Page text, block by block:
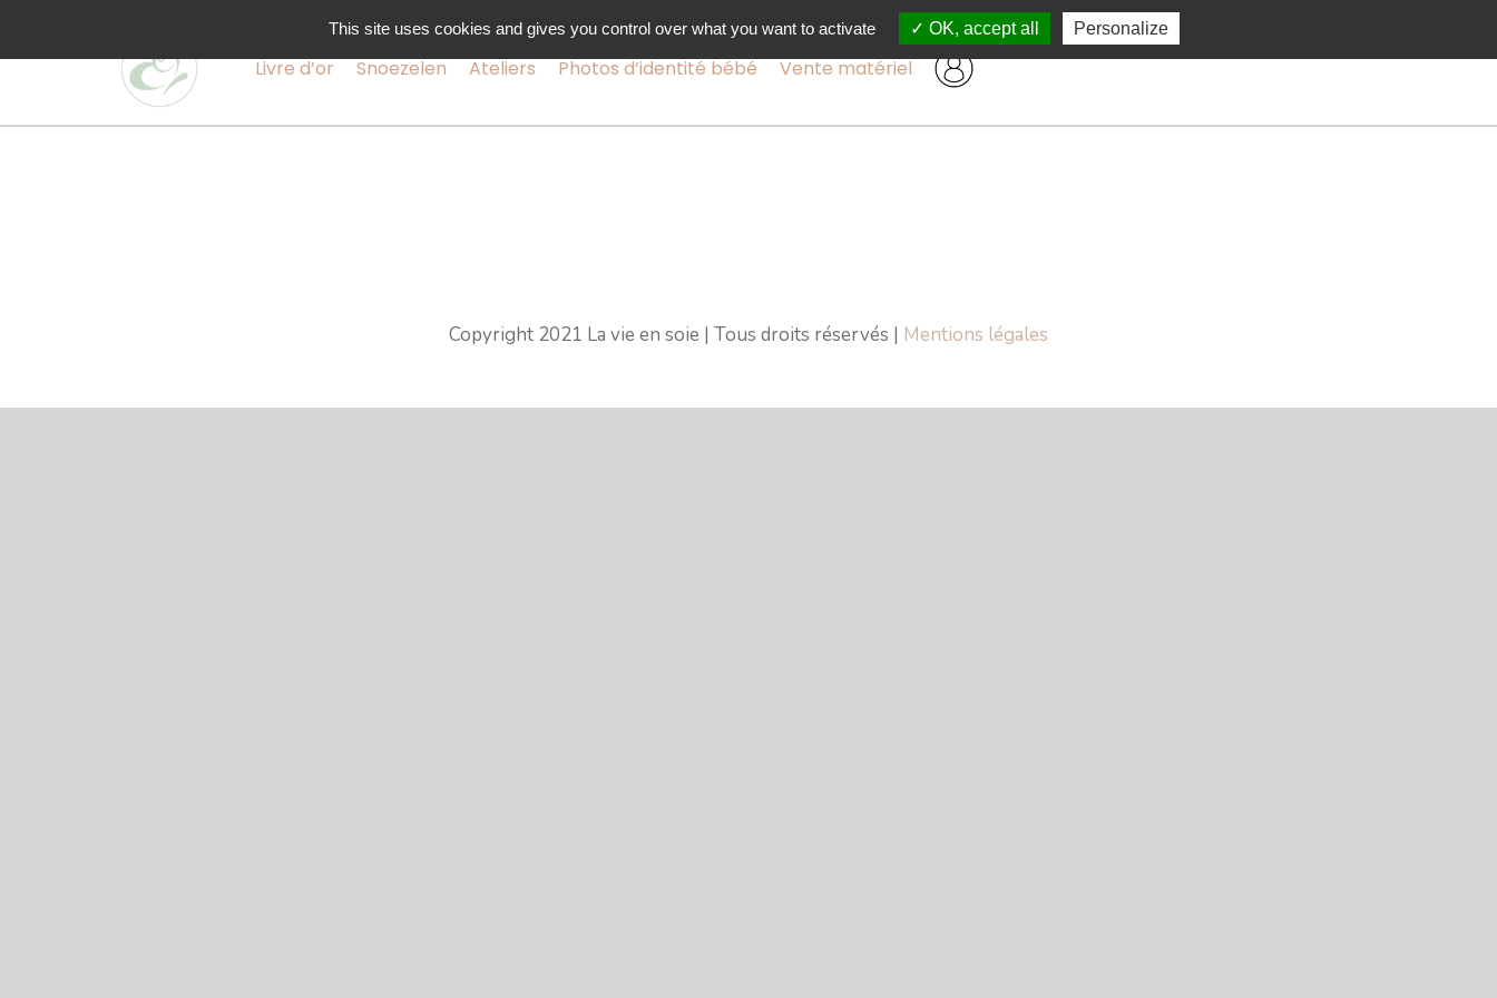
Livre d’or Snoezelen Ateliers Photos d’identité bébé Vente matériel
Copyright 2021 La vie en soie | Tous droits réservés | Mentions légales
This site uses cookies and gives you control over what you want to activate OK, accept all Personalize